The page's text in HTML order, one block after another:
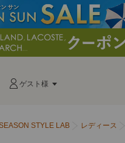
ゲスト様
STYLE LAB レディース